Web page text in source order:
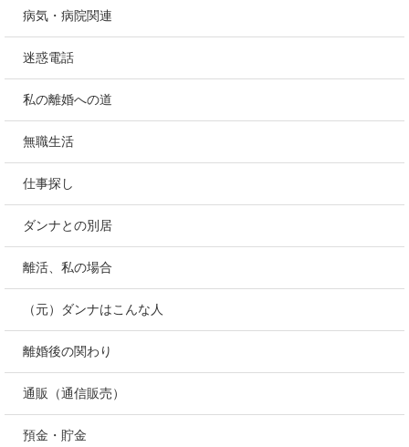
病気・病院関連
迷惑電話
私の離婚への道
無職生活
仕事探し
ダンナとの別居
離活、私の場合
（元）ダンナはこんな人
離婚後の関わり
通販（通信販売）
預金・貯金